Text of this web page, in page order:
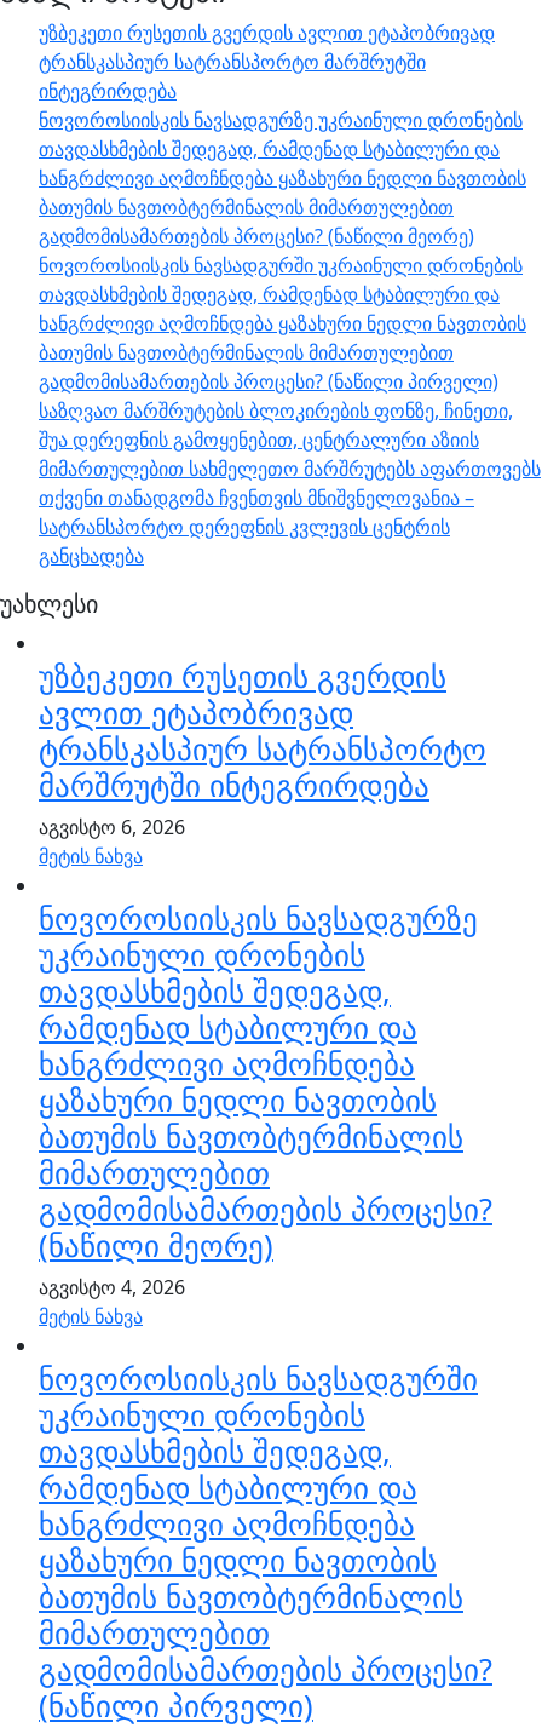
უზბეკეთი რუსეთის გვერდის ავლით ეტაპობრივად
ტრანსკასპიურ სატრანსპორტო მარშრუტში
ინტეგრირდება
ნოვოროსიისკის ნავსადგურზე უკრაინული დრონების
თავდასხმების შედეგად, რამდენად სტაბილური და
ხანგრძლივი აღმოჩნდება ყაზახური ნედლი ნავთობის
ბათუმის ნავთობტერმინალის მიმართულებით
გადმომისამართების პროცესი? (ნაწილი მეორე)
ნოვოროსიისკის ნავსადგურში უკრაინული დრონების
თავდასხმების შედეგად, რამდენად სტაბილური და
ხანგრძლივი აღმოჩნდება ყაზახური ნედლი ნავთობის
ბათუმის ნავთობტერმინალის მიმართულებით
გადმომისამართების პროცესი? (ნაწილი პირველი)
საზღვაო მარშრუტების ბლოკირების ფონზე, ჩინეთი,
შუა დერეფნის გამოყენებით, ცენტრალური აზიის
მიმართულებით სახმელეთო მარშრუტებს აფართოვებს
თქვენი თანადგომა ჩვენთვის მნიშვნელოვანია –
სატრანსპორტო დერეფნის კვლევის ცენტრის
განცხადება
უახლესი
უზბეკეთი რუსეთის გვერდის
ავლით ეტაპობრივად
ტრანსკასპიურ სატრანსპორტო
მარშრუტში ინტეგრირდება
აგვისტო 6, 2026
მეტის ნახვა
ნოვოროსიისკის ნავსადგურზე
უკრაინული დრონების
თავდასხმების შედეგად,
რამდენად სტაბილური და
ხანგრძლივი აღმოჩნდება
ყაზახური ნედლი ნავთობის
ბათუმის ნავთობტერმინალის
მიმართულებით
გადმომისამართების პროცესი?
(ნაწილი მეორე)
აგვისტო 4, 2026
მეტის ნახვა
ნოვოროსიისკის ნავსადგურში
უკრაინული დრონების
თავდასხმების შედეგად,
რამდენად სტაბილური და
ხანგრძლივი აღმოჩნდება
ყაზახური ნედლი ნავთობის
ბათუმის ნავთობტერმინალის
მიმართულებით
გადმომისამართების პროცესი?
(ნაწილი პირველი)